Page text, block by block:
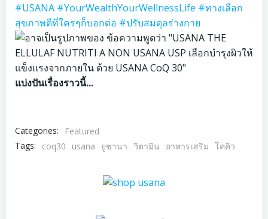
#USANA #YourWealthYourWellnessLife #ทางเลือก
สุขภาพดีที่ใครๆก็บอกต่อ #ปรับสมดุลร่างกาย
แบ่งปันเรื่องราวนี้...
Categories:
Featured
Tags:
coq30 usana ยูซานา วิตามิน อาหารเสริม โคคิว